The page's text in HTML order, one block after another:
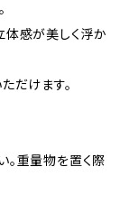
体感が美しく浮か
だけます。
重量物を置く際